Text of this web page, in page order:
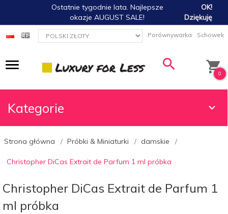
Ostatnie tygodnie lata. Najlepsze
okazje AUGUST SALE!
OK!
Dziękuję
currency_h Porównywarka Schowek
0
Kategorie
Strona główna Próbki & Miniaturki damskie
Christopher DiCas Extrait de Parfum 1 ml próbka
Christopher DiCas Extrait de Parfum 1
ml próbka